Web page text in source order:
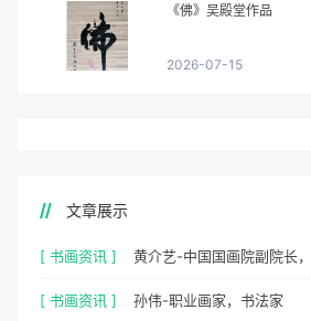
《佛》吴殿堂作品
2026-07-15
文章展示
[ 书画资讯 ]
[ 书画资讯 ] 孙伟-职业画家，书法家